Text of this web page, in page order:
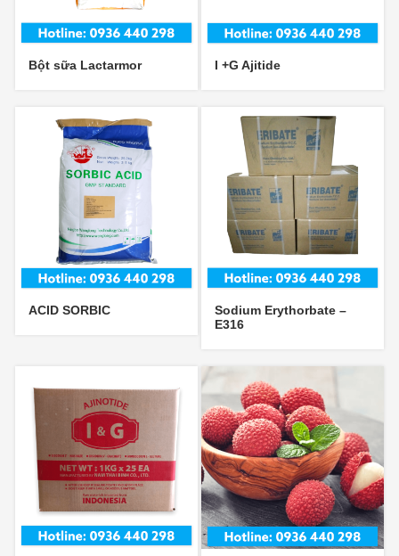
Bột sữa Lactarmor I +G Ajitide
ACID SORBIC
Sodium Erythorbate –
E316